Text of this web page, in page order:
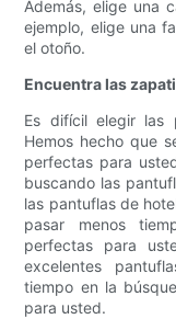
Además, elige una
ejemplo, elige una
el otoño.
Encuentra las
Es difícil elegir las
Hemos hecho que
perfectas para
buscando las
las pantuflas de
pasar menos
perfectas para
excelentes
tiempo en la
para usted.